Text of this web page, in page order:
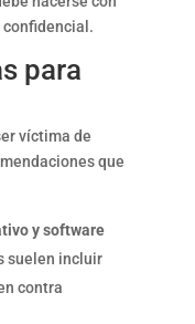
para
víctima de
que
y software
suelen incluir
contra